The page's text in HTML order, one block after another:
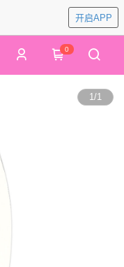
开启APP
0
1/1